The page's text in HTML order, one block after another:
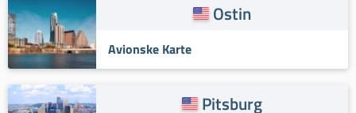
Ostin
Avionske Karte
Pitsburg